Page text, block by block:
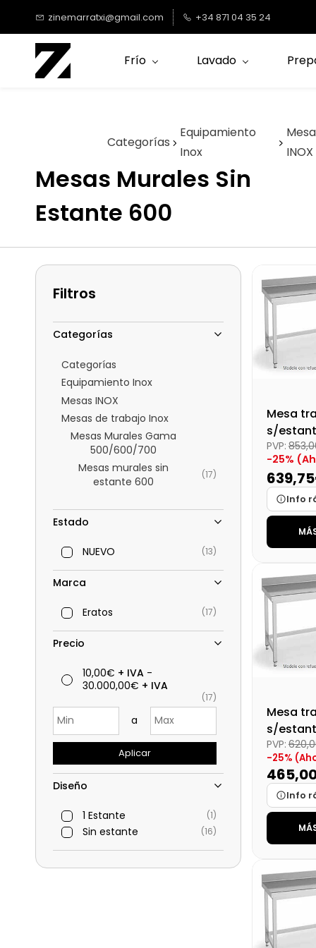
contenido
principal
zinemarratxi@gmail.com +34 871 04 35 24
Frío Lavado
Categorías
Equipamiento
Inox
INOX
Mesas Murales Sin
Estante 600
Filtros
Categorías
Categorías
Equipamiento Inox
Mesas INOX
Mesas de trabajo Inox
Mesas Murales Gama
500/600/700
Mesas murales sin
estante 600
(17)
Estado
NUEVO (13)
Marca
Eratos (17)
Precio
10,00€ + IVA -
30.000,00€ + IVA
(17)
a
Aplicar
Diseño
1 Estante (1)
Sin estante (16)
Mesa
s/
Mm
PVP:
-25%
Info
Marca
Precio
Mesa
s/
PVP:
-25%
Info
Marca
Precio